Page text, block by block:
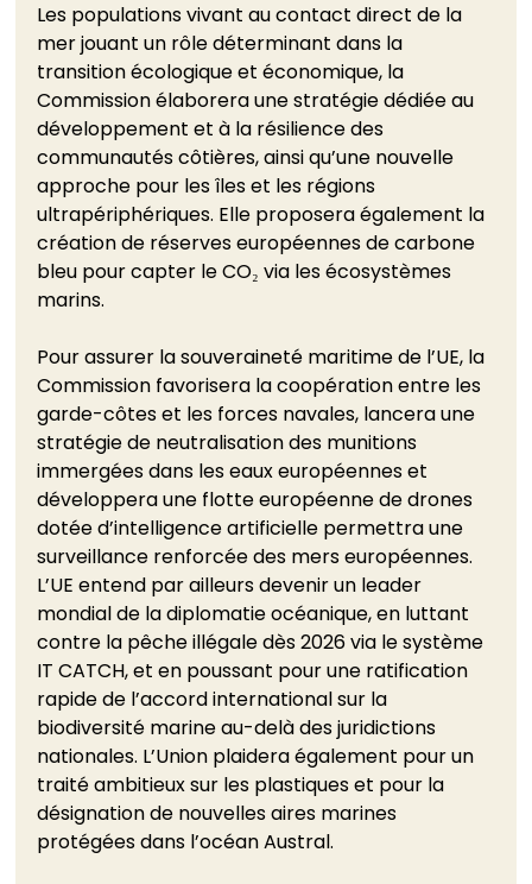
Les populations vivant au contact direct de la
mer jouant un rôle déterminant dans la
transition écologique et économique, la
Commission élaborera une stratégie dédiée au
développement et à la résilience des
communautés côtières, ainsi qu’une nouvelle
approche pour les îles et les régions
ultrapériphériques. Elle proposera également la
création de réserves européennes de carbone
bleu pour capter le CO₂ via les écosystèmes
marins.
Pour assurer la souveraineté maritime de l’UE, la
Commission favorisera la coopération entre les
garde-côtes et les forces navales, lancera une
stratégie de neutralisation des munitions
immergées dans les eaux européennes et
développera une flotte européenne de drones
dotée d’intelligence artificielle permettra une
surveillance renforcée des mers européennes.
L’UE entend par ailleurs devenir un leader
mondial de la diplomatie océanique, en luttant
contre la pêche illégale dès 2026 via le système
IT CATCH, et en poussant pour une ratification
rapide de l’accord international sur la
biodiversité marine au-delà des juridictions
nationales. L’Union plaidera également pour un
traité ambitieux sur les plastiques et pour la
désignation de nouvelles aires marines
protégées dans l’océan Austral.